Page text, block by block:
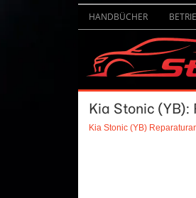
HANDBÜCHER
Kia Stonic
Kia Stonic (YB)